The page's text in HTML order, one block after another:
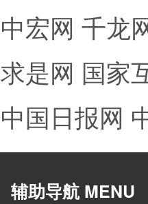
中宏网 千龙
求是网 国家
中国日报网
辅助导航 MENU